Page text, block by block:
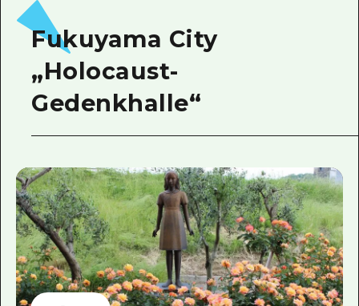
Fukuyama City
„Holocaust-
Gedenkhalle“